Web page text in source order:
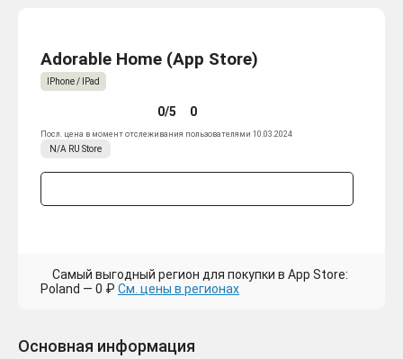
Adorable Home (App Store)
IPhone / IPad
0/5 0
Посл. цена в момент отслеживания пользователями 10.03.2024
N/A RU Store
Самый выгодный регион для покупки в App Store:
Poland — 0 ₽ См. цены в регионах
Основная информация